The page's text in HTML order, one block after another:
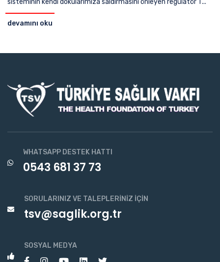
devamını oku
WHATSAPP DESTEK HATTI
0543 681 37 73
SORULARINIZ VE TALEPLERINIZ İÇIN
tsv@saglik.org.tr
SOSYAL MEDYA